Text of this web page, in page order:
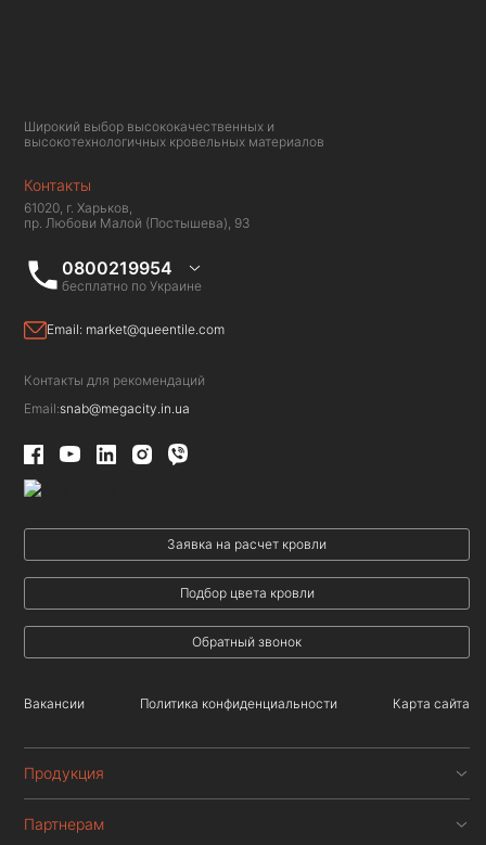
Широкий выбор высококачественных и
высокотехнологичных кровельных материалов
Контакты
61020, г. Харьков,
пр. Любови Малой (Постышева), 93
0800219954
бесплатно по Украине
Email: market@queentile.com
Контакты для рекомендаций
Email:snab@megacity.in.ua
Заявка на расчет кровли
Подбор цвета кровли
Обратный звонок
Вакансии Политика конфиденциальности Карта сайта
Продукция
Партнерам